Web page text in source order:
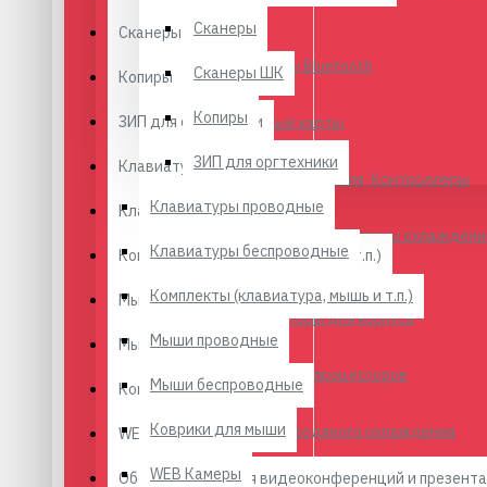
Сканеры ШК
Копиры
ЗИП для оргтехники
Клавиатуры проводные
Клавиатуры беспроводные
Комплекты (клавиатура, мышь и т.п.)
Мыши проводные
Мыши беспроводные
Коврики для мыши
WEB Камеры
Оборудование для видеоконференций и
Сканеры
Сканеры ШК
Копиры
ЗИП для оргтехники
Клавиатуры проводные
Клавиатуры беспроводные
Комплекты (клавиатура, мышь и т.п.)
Мыши проводные
Мыши беспроводные
Коврики для мыши
WEB Камеры
Адаптеры Bluetooth
Звуковые карты
Платы расширения, Контроллеры
Кулеры, вентиляторы, системы
Вентиляторы для корпуса
Кулеры для процессоров
Системы водяного охлаждения